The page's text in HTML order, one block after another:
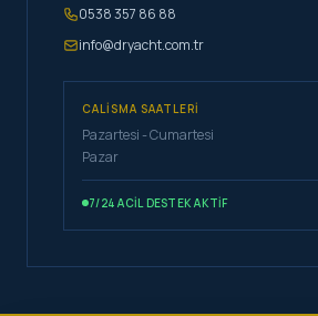
0538 357 86 88
info@dryacht.com.tr
CALISMA SAATLERI
Pazartesi - Cumartesi
Pazar
7/24 ACIL DESTEK AKTIF